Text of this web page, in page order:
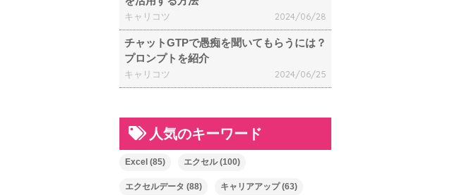
キャリコツ 2024/06/28
チャットGTPで愚痴を聞いてもらうには？
プロンプトを紹介
キャリコツ 2024/06/25
人気のキーワード
Excel (85) エクセル(100)
エクセルデータ (88) キャリアアップ(63)